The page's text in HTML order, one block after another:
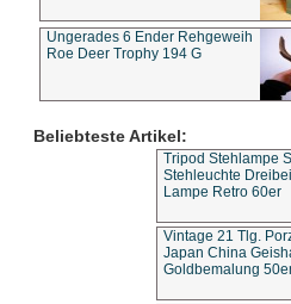
Ungerades 6 Ender Rehgeweih
Roe Deer Trophy 194 G
Beliebteste Artikel:
Tripod Stehlampe
Stehleuchte
Lampe Retro 60er
Vintage 21 Tlg.
Japan China
Goldbemalung